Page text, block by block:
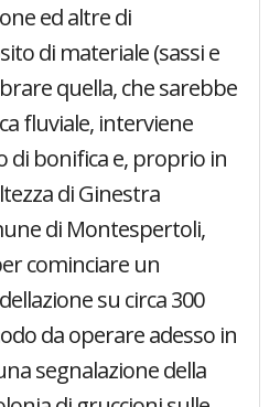
ed altre di
di materiale (sassi e
quella, che sarebbe
fluviale, interviene
di bonifica e, proprio in
di Ginestra
di Montespertoli,
cominciare un
su circa 300
da operare adesso in
segnalazione della